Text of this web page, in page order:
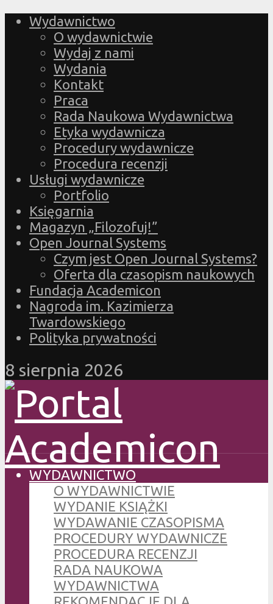
Wydawnictwo
O wydawnictwie
Wydaj z nami
Wydania
Kontakt
Praca
Rada Naukowa Wydawnictwa
Etyka wydawnicza
Procedury wydawnicze
Procedura recenzji
Usługi wydawnicze
Portfolio
Księgarnia
Magazyn „Filozofuj!”
Open Journal Systems
Czym jest Open Journal Systems?
Oferta dla czasopism naukowych
Fundacja Academicon
Nagroda im. Kazimierza
Twardowskiego
Polityka prywatności
8 sierpnia 2026
WYDAWNICTWO
O WYDAWNICTWIE
WYDANIE KSIĄŻKI
WYDAWANIE CZASOPISMA
PROCEDURY WYDAWNICZE
PROCEDURA RECENZJI
RADA NAUKOWA
WYDAWNICTWA